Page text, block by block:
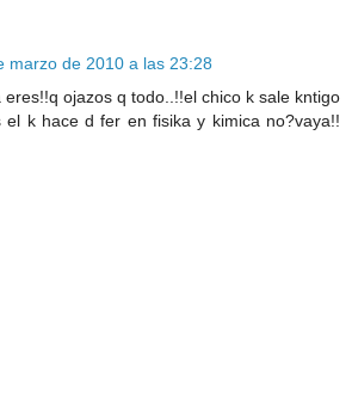
marzo de 2010 a las 23:28
eres!!q ojazos q todo..!!el chico k sale kntigo
el k hace d fer en fisika y kimica no?vaya!!